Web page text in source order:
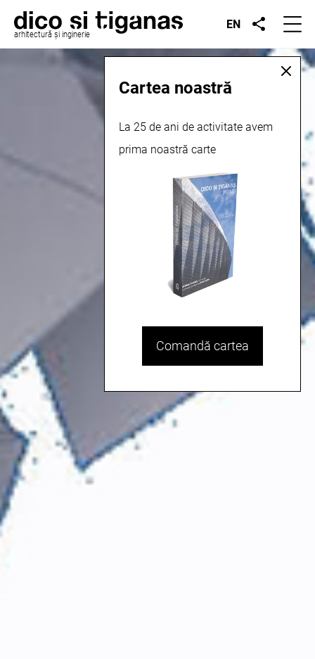
arhitectură și inginerie
EN
Cartea noastră
La 25 de ani de activitate avem
prima noastră carte
Comandă cartea